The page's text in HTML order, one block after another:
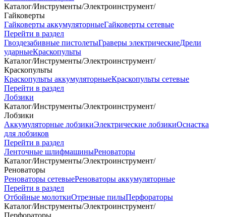
Каталог/Инструменты/Электроинструмент/
Гайковерты
Гайковерты аккумуляторныеГайковерты сетевые
Перейти в раздел
Гвоздезабивные пистолетыГраверы электрическиеДрели
ударныеКраскопульты
Каталог/Инструменты/Электроинструмент/
Краскопульты
Краскопульты аккумуляторныеКраскопульты сетевые
Перейти в раздел
Лобзики
Каталог/Инструменты/Электроинструмент/
Лобзики
Аккумуляторные лобзикиЭлектрические лобзикиОснастка
для лобзиков
Перейти в раздел
Ленточные шлифмашиныРеноваторы
Каталог/Инструменты/Электроинструмент/
Реноваторы
Реноваторы сетевыеРеноваторы аккумуляторные
Перейти в раздел
Отбойные молоткиОтрезные пилыПерфораторы
Каталог/Инструменты/Электроинструмент/
Перфораторы